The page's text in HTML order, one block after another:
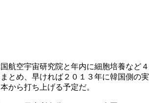
航空宇宙研究院と年内に細胞培養など４
とめ、早ければ２０１３年に韓国側の実
から打ち上げる予定だ。